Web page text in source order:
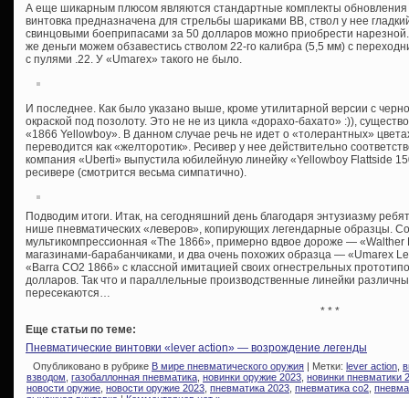
А еще шикарным плюсом являются стандартные комплекты обновления
винтовка предназначена для стрельбы шариками ВВ, ствол у нее
свинцовыми боеприпасами за 50 долларов можно приобрести
же деньги можем обзавестись стволом 22-го калибра (5,5 мм) с
с пулями .22. У «Umarex» такого не было.
И последнее. Как было указано выше, кроме утилитарной версии с
окраской под позолоту. Это не не из цикла «дорахо-бахато» :)),
«1866 Yellowboy». В данном случае речь не идет о «толерантных»
переводится как «желторотик». Ресивер у нее действительно
компания «Uberti» выпустила юбилейную линейку «Yellowboy Flattside
ресивере (смотрится весьма симпатично).
Подводим итоги. Итак, на сегодняшний день благодаря энтузиазму
нише пневматических «леверов», копирующих легендарные образцы.
мультикомпрессионная «The 1866», примерно вдвое дороже — «Walther
магазинами-барабанчиками, и два очень похожих образца — «Umarex
«Barra CO2 1866» с классной имитацией своих огнестрельных
долларов. Так что и параллельные производственные линейки
пересекаются…
* * *
Еще статьи по теме:
Пневматические винтовки «lever action» — возрождение легенды
Опубликовано в рубрике В мире пневматического оружия | Метки: lever action
взводом газобаллонная пневматика новинки оружие 2023 новинки пневматики
новости оружие новости оружие 2023 пневматика 2023 пневматика со2